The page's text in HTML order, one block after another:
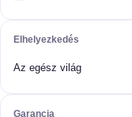
Elhelyezkedés
Az egész világ
Garancia